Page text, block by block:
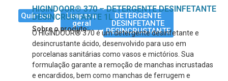
Químico
Limpeza
geral
DETERGENTE
DESINFETANTE
DESINCRUSTANTE
HIGINDOOR® 370 – DETERGENTE DESINFETANTE
DESINCRUSTANTE 1L
Sobre o produto:
O HIGINDOOR® 370 é um detergente desinfetante e
desincrustante ácido, desenvolvido para uso em
porcelanas sanitárias como vasos e mictórios. Sua
formulação garante a remoção de manchas incrustadas
e encardidos, bem como manchas de ferrugem e